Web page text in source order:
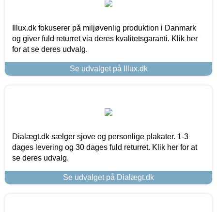
Illux.dk fokuserer på miljøvenlig produktion i Danmark
og giver fuld returret via deres kvalitetsgaranti. Klik her
for at se deres udvalg.
Se udvalget på Illux.dk
Dialægt.dk sælger sjove og personlige plakater. 1-3
dages levering og 30 dages fuld returret. Klik her for at
se deres udvalg.
Se udvalget på Dialægt.dk